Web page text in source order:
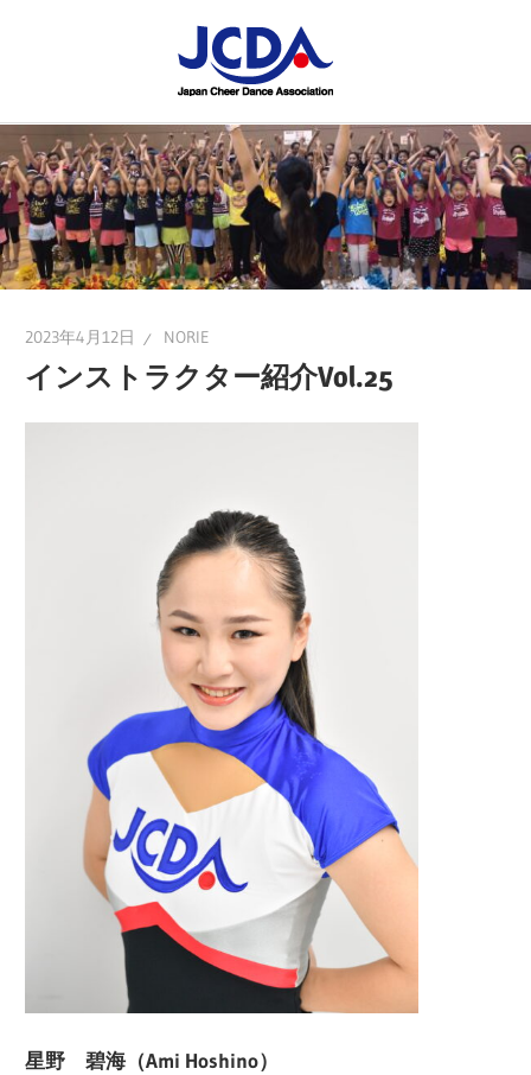
ン
ツ
へ
ス
キ
ッ
STAFF
BLOG
の
講
習
会
や
ベ
ン
ト
2023年4月12日 NORIE
インストラクター紹介Vol.25
星野 碧海（Ami Hoshino）